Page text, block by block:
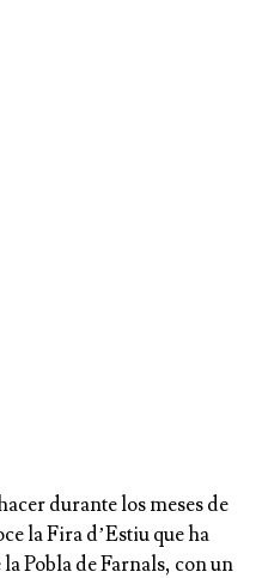
durante los meses de
la Fira d’Estiu que ha
Pobla de Farnals, con un